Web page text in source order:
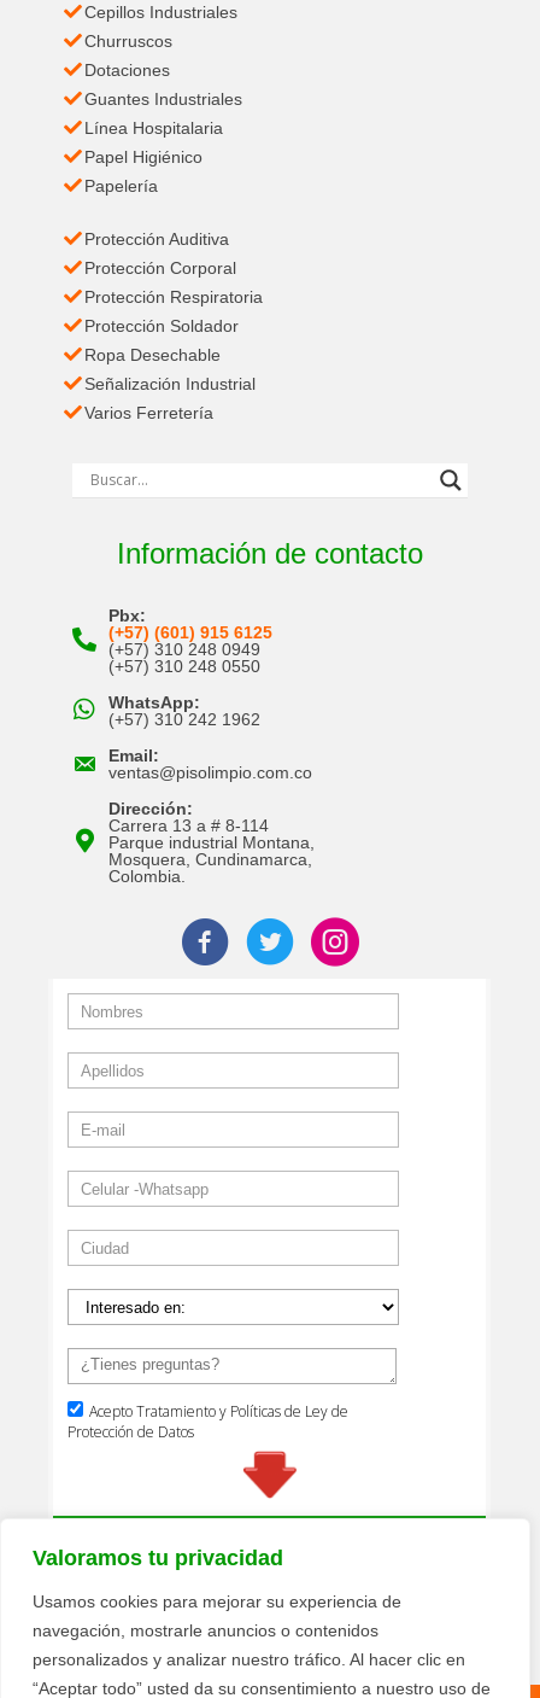
Valoramos tu privacidad
Usamos cookies para mejorar su experiencia de
navegación, mostrarle anuncios o contenidos
personalizados y analizar nuestro tráfico. Al hacer clic en
“Aceptar todo” usted da su consentimiento a nuestro uso de
Cepillos Industriales
Churruscos
Dotaciones
Guantes Industriales
Línea Hospitalaria
Papel Higiénico
Papelería
Protección Auditiva
Protección Corporal
Protección Respiratoria
Protección Soldador
Ropa Desechable
Señalización Industrial
Varios Ferretería
Información de contacto
Pbx:
(+57) (601) 915 6125
(+57) 310 248 0949
(+57) 310 248 0550
WhatsApp:
(+57) 310 242 1962
Email:
ventas@pisolimpio.com.co
Dirección:
Carrera 13 a # 8-114
Parque industrial Montana,
Mosquera, Cundinamarca,
Colombia.